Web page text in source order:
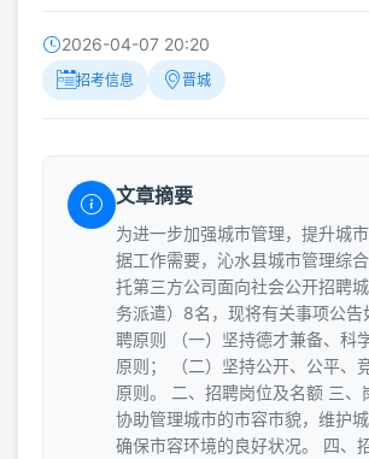
2026-04-07 20:20
招考信息 晋城
文章摘要
为进一步加强城市管理，提升城
据工作需要，沁水县城市管理综
托第三方公司面向社会公开招聘
务派遣）8名，现将有关事项公告
聘原则 （一）坚持德才兼备、科
原则； （二）坚持公开、公平、
原则。 二、招聘岗位及名额 三、
协助管理城市的市容市貌，维护城
确保市容环境的良好状况。 四、